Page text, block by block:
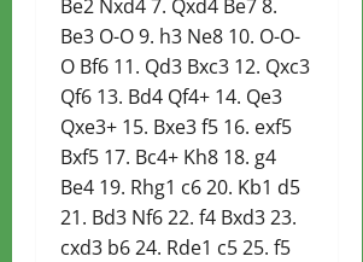
Be2 Nxd4 7. Qxd4 Be7 8.
Be3 O-O 9. h3 Ne8 10. O-O-
O Bf6 11. Qd3 Bxc3 12. Qxc3
Qf6 13. Bd4 Qf4+ 14. Qe3
Qxe3+ 15. Bxe3 f5 16. exf5
Bxf5 17. Bc4+ Kh8 18. g4
Be4 19. Rhg1 c6 20. Kb1 d5
21. Bd3 Nf6 22. f4 Bxd3 23.
cxd3 b6 24. Rde1 c5 25. f5